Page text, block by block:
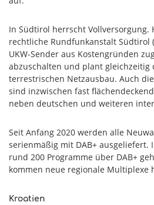
In Südtirol herrscht
rechtliche Rundfunkanstalt Südtirol
UKW-Sender aus Kostengründen
abzuschalten und plant gleichzeitig
terrestrischen Netzausbau. Auch
sind inzwischen fast
neben deutschen und weiteren
Seit Anfang 2020 werden alle
serienmäßig mit DAB+ ausgeliefert.
rund 200 Programme über DAB+
kommen neue regionale Multiplexe
Kroatien